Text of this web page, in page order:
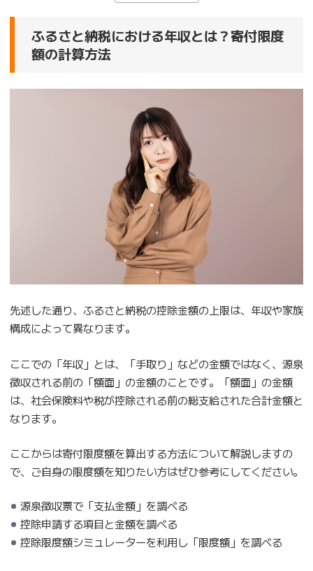
ふるさと納税における年収とは？寄付限度
額の計算方法
先述した通り、ふるさと納税の控除金額の上限は、年収や家族
構成によって異なります。
ここでの「年収」とは、「手取り」などの金額ではなく、源泉
徴収される前の「額面」の金額のことです。「額面」の金額
は、社会保険料や税が控除される前の総支給された合計金額と
なります。
ここからは寄付限度額を算出する方法について解説しますの
で、ご自身の限度額を知りたい方はぜひ参考にしてください。
源泉徴収票で「支払金額」を調べる
控除申請する項目と金額を調べる
控除限度額シミュレーターを利用し「限度額」を調べる